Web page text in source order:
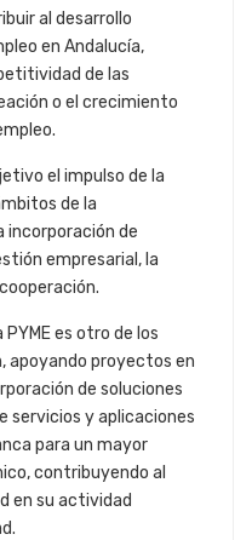
al desarrollo
en Andalucía,
de las
o el crecimiento
el impulso de la
de la
incorporación de
empresarial, la
es otro de los
apoyando proyectos en
de soluciones
servicios y aplicaciones
para un mayor
contribuyendo al
en su actividad